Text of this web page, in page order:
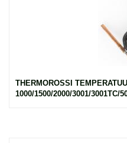
THERMOROSSI
1000/1500/2000/3001/3001TC/